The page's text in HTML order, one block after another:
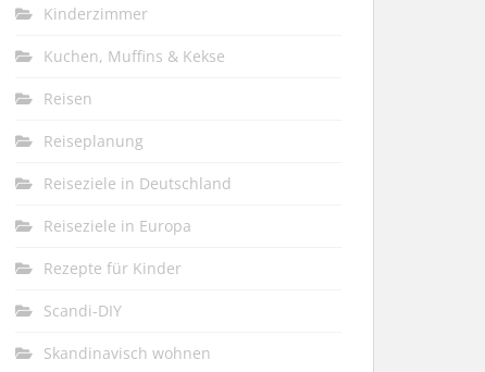
Kinderzimmer
Kuchen, Muffins & Kekse
Reisen
Reiseplanung
Reiseziele in Deutschland
Reiseziele in Europa
Rezepte für Kinder
Scandi-DIY
Skandinavisch wohnen